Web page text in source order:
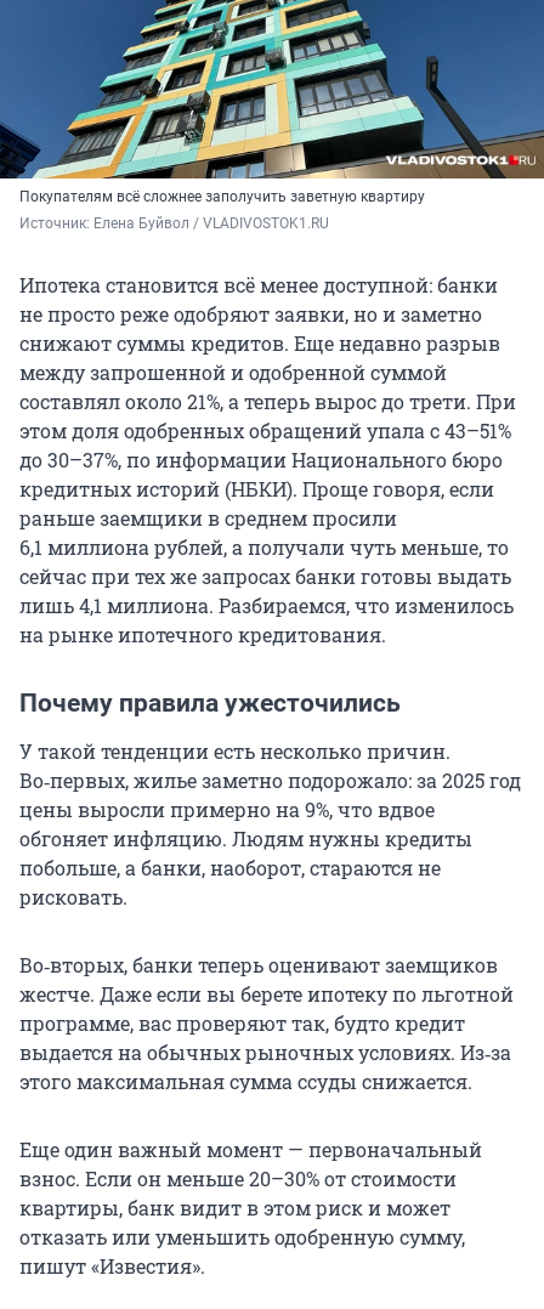
Покупателям всё сложнее заполучить заветную квартиру
Источник: Елена Буйвол / VLADIVOSTOK1.RU
Ипотека становится всё менее доступной: банки
не просто реже одобряют заявки, но и заметно
снижают суммы кредитов. Еще недавно разрыв
между запрошенной и одобренной суммой
составлял около 21%, а теперь вырос до трети. При
этом доля одобренных обращений упала с 43–51%
до 30–37%, по информации Национального бюро
кредитных историй (НБКИ). Проще говоря, если
раньше заемщики в среднем просили
6,1 миллиона рублей, а получали чуть меньше, то
сейчас при тех же запросах банки готовы выдать
лишь 4,1 миллиона. Разбираемся, что изменилось
на рынке ипотечного кредитования.
Почему правила ужесточились
У такой тенденции есть несколько причин.
Во‑первых, жилье заметно подорожало: за 2025 год
цены выросли примерно на 9%, что вдвое
обгоняет инфляцию. Людям нужны кредиты
побольше, а банки, наоборот, стараются не
рисковать.
Во‑вторых, банки теперь оценивают заемщиков
жестче. Даже если вы берете ипотеку по льготной
программе, вас проверяют так, будто кредит
выдается на обычных рыночных условиях. Из‑за
этого максимальная сумма ссуды снижается.
Еще один важный момент — первоначальный
взнос. Если он меньше 20–30% от стоимости
квартиры, банк видит в этом риск и может
отказать или уменьшить одобренную сумму,
пишут «Известия».